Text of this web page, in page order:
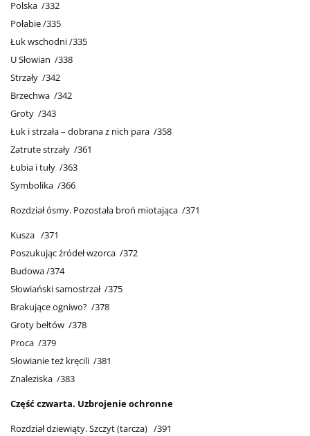
Polska /332
Połabie /335
Łuk wschodni /335
U Słowian /338
Strzały /342
Brzechwa /342
Groty /343
Łuk i strzała – dobrana z nich para /358
Zatrute strzały /361
Łubia i tuły /363
Symbolika /366
Rozdział ósmy. Pozostała broń miotająca /371
Kusza /371
Poszukując źródeł wzorca /372
Budowa /374
Słowiański samostrzał /375
Brakujące ogniwo? /378
Groty bełtów /378
Proca /379
Słowianie też kręcili /381
Znaleziska /383
Część czwarta. Uzbrojenie ochronne
Rozdział dziewiąty. Szczyt (tarcza) /391